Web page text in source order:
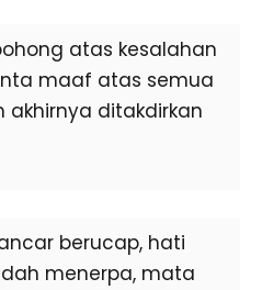
atas kesalahan
maaf atas semua
akhirnya ditakdirkan
berucap, hati
menerpa, mata